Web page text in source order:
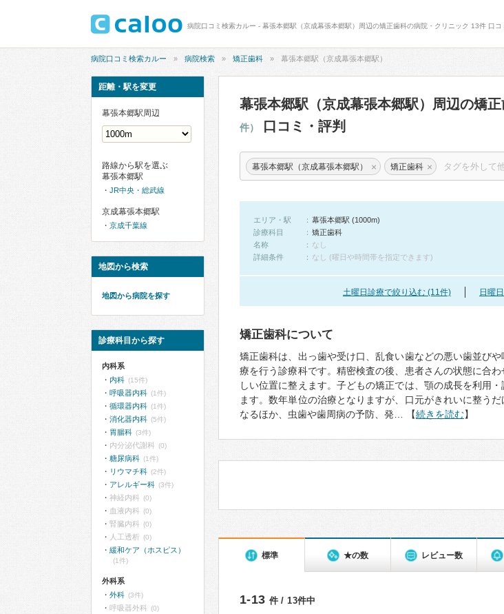
病院口コミ検索カルー - 幕張本郷駅（京成幕張本郷駅）周辺の矯正歯科の病院・クリニック 13件 口コ
病院口コミ検索カルー 病院検索 矯正歯科 幕張本郷駅（京成幕張本郷駅）
幕張本郷駅（京成幕張本郷駅）周辺の矯
件）
口コミ・評判
幕張本郷駅（京成幕張本郷駅） × 矯正歯科 ×
エリア・駅
幕張本郷駅 (1000m)
診療科目
矯正歯科
名称
なし
詳細条件
なし (曜日や時間帯を指定できます)
土曜日診療で絞り込む (11件) 日曜
矯正歯科について
矯正歯科は、出っ歯や受け口、乱食い歯などの悪い歯並び
療を行う診療科です。精密検査の後、患者さんの状態に合
しい位置に整えます。子どもの矯正では、顎の成長を利用
ます。数年単位の治療となりますが、口元がきれいに整う
なるほか、虫歯や歯周病の予防、発… 【続きを読む】
標準 ★の数 レビュー数
1-13 件 / 13件中
距離・駅を変更
幕張本郷駅周辺
路線から駅を選ぶ
幕張本郷駅
JR中央・総武線
京成幕張本郷駅
京成千葉線
地図から検索
地図から病院を探す
診療科目から探す
内科系
内科 (15件)
呼吸器内科 (1件)
循環器内科 (1件)
消化器内科 (5件)
胃腸科 (3件)
内分泌代謝科 (0)
糖尿病科 (1件)
リウマチ科 (2件)
アレルギー科 (3件)
神経内科 (0)
血液内科 (0)
腎臓内科 (0)
人工透析 (0)
緩和ケア（ホスピス）
(1件)
外科系
外科 (3件)
呼吸器外科 (0)